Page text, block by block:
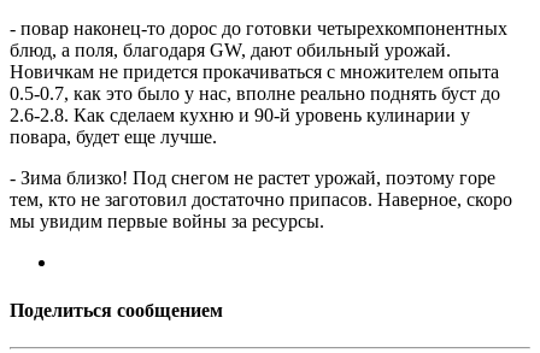
- повар наконец-то дорос до готовки четырехкомпонентных
блюд, а поля, благодаря GW, дают обильный урожай.
Новичкам не придется прокачиваться с множителем опыта
0.5-0.7, как это было у нас, вполне реально поднять буст до
2.6-2.8. Как сделаем кухню и 90-й уровень кулинарии у
повара, будет еще лучше.
- Зима близко! Под снегом не растет урожай, поэтому горе
тем, кто не заготовил достаточно припасов. Наверное, скоро
мы увидим первые войны за ресурсы.
Поделиться сообщением